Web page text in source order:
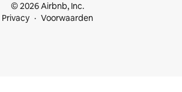
© 2026 Airbnb, Inc.
Privacy
Voorwaarden